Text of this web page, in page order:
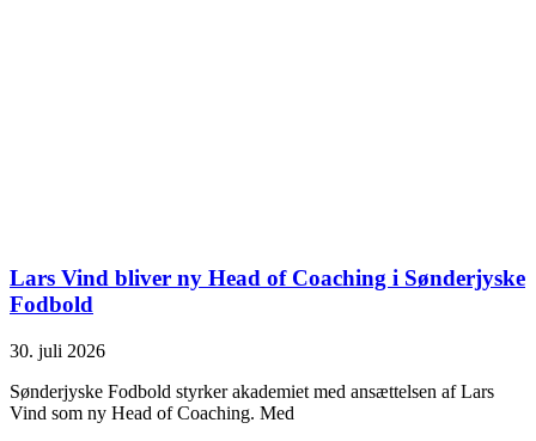
Lars Vind bliver ny Head of Coaching i Sønderjyske
Fodbold
30. juli 2026
Sønderjyske Fodbold styrker akademiet med ansættelsen af Lars
Vind som ny Head of Coaching. Med